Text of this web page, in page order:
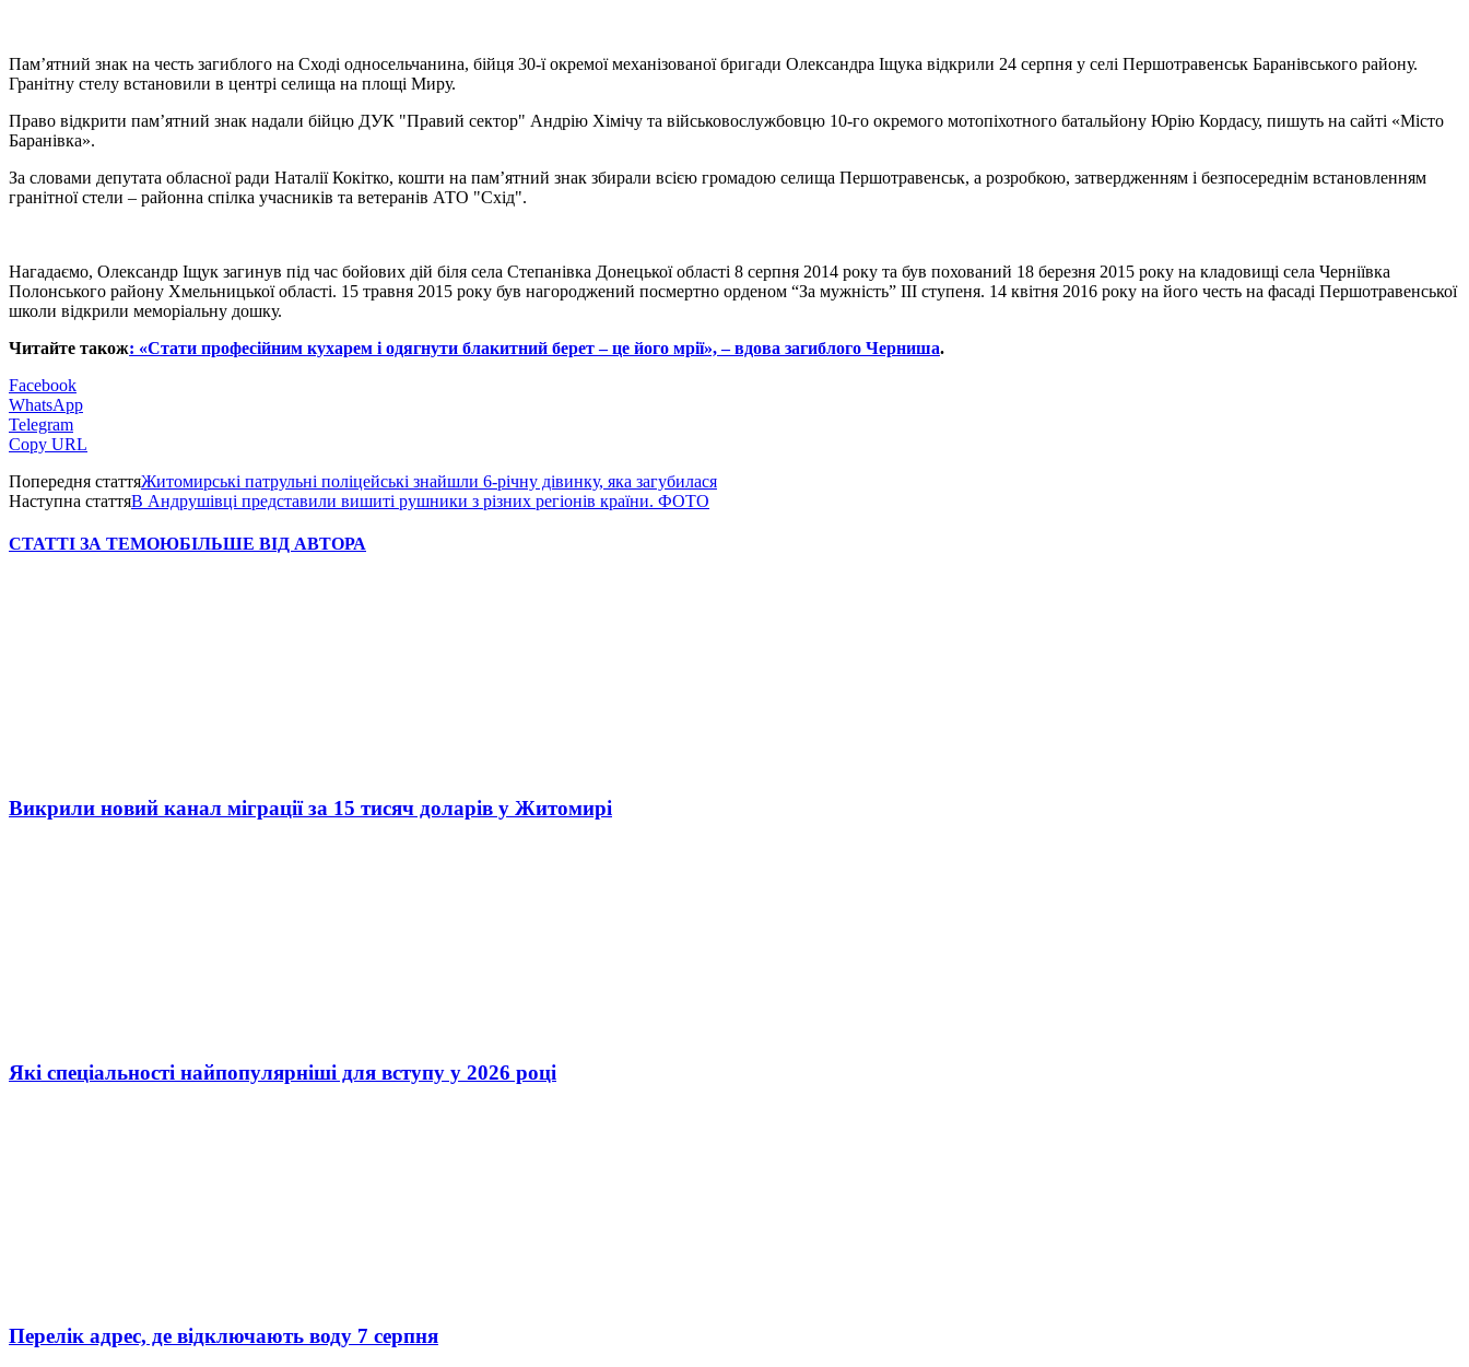
Пам’ятний знак на честь загиблого на Сході односельчанина, бійця 30-ї окремої механізованої бригади Олександра Іщука відкрили 24 серпня у селі Першотравенськ Баранівського району.
Гранітну стелу встановили в центрі селища на площі Миру.
Право відкрити пам’ятний знак надали бійцю ДУК "Правий сектор" Андрію Хімічу та військовослужбовцю 10-го окремого мотопіхотного батальйону Юрію Кордасу, пишуть на сайті «Місто
Баранівка».
За словами депутата обласної ради Наталії Кокітко, кошти на пам’ятний знак збирали всією громадою селища Першотравенськ, а розробкою, затвердженням і безпосереднім встановленням
гранітної стели – районна спілка учасників та ветеранів АТО "Схід".
Нагадаємо, Олександр Іщук загинув під час бойових дій біля села Степанівка Донецької області 8 серпня 2014 року та був похований 18 березня 2015 року на кладовищі села Черніївка
Полонського району Хмельницької області. 15 травня 2015 року був нагороджений посмертно орденом “За мужність” ІІІ ступеня. 14 квітня 2016 року на його честь на фасаді Першотравенської
школи відкрили меморіальну дошку.
Читайте також: «Стати професійним кухарем і одягнути блакитний берет – це його мрії», – вдова загиблого Черниша.
Facebook
WhatsApp
Telegram
Copy URL
Попередня статтяЖитомирські патрульні поліцейські знайшли 6-річну дівинку, яка загубилася
Наступна статтяВ Андрушівці представили вишиті рушники з різних регіонів країни. ФОТО
СТАТТІ ЗА ТЕМОЮБІЛЬШЕ ВІД АВТОРА
Викрили новий канал міграції за 15 тисяч доларів у Житомирі
Які спеціальності найпопулярніші для вступу у 2026 році
Перелік адрес, де відключають воду 7 серпня